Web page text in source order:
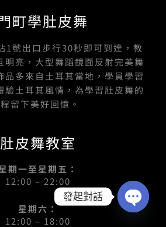
町學肚皮舞
1號出口步行30秒即可到達，教
明亮，大型舞蹈鏡面反射完美舞
品多來自土耳其當地，學員學習
驗土耳其風情，為學習肚皮舞的
留下美好回憶。
肚皮舞教室
期一至星期五：
12:00 – 22:00
星期六：
12:00 – 18:00
發起對話
OPEN